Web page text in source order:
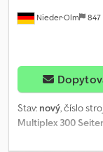
Nieder-Olm 847
Stav: nový, číslo
Multiplex 300